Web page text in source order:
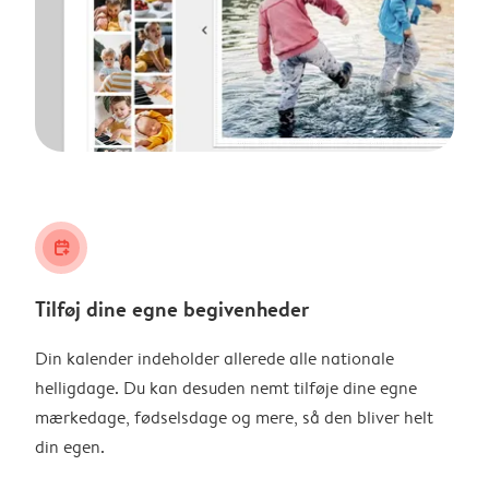
calendar_plus
Tilføj dine egne begivenheder
Din kalender indeholder allerede alle nationale
helligdage. Du kan desuden nemt tilføje dine egne
mærkedage, fødselsdage og mere, så den bliver helt
din egen.